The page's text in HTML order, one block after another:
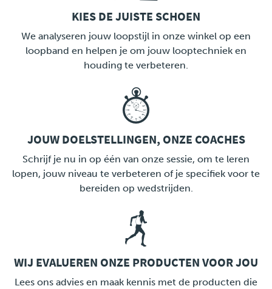
LINK
KIES DE JUISTE SCHOEN
We analyseren jouw loopstijl in onze winkel op een
loopband en helpen je om jouw looptechniek en
houding te verbeteren.
LINK
JOUW DOELSTELLINGEN, ONZE COACHES
Schrijf je nu in op één van onze sessie, om te leren
lopen, jouw niveau te verbeteren of je specifiek voor te
bereiden op wedstrijden.
LINK
WIJ EVALUEREN ONZE PRODUCTEN VOOR JOU
Lees ons advies en maak kennis met de producten die